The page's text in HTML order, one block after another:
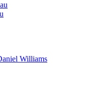
Williams